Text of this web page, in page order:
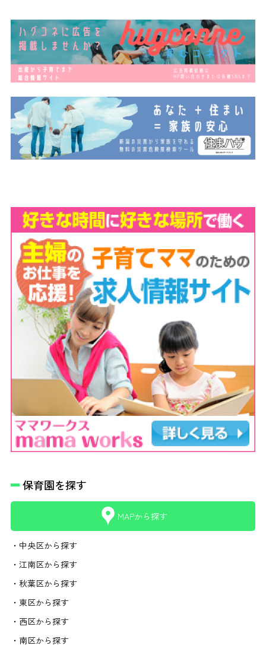
保育園を探す
MAPから探す
・中央区から探す
・江南区から探す
・秋葉区から探す
・東区から探す
・西区から探す
・南区から探す